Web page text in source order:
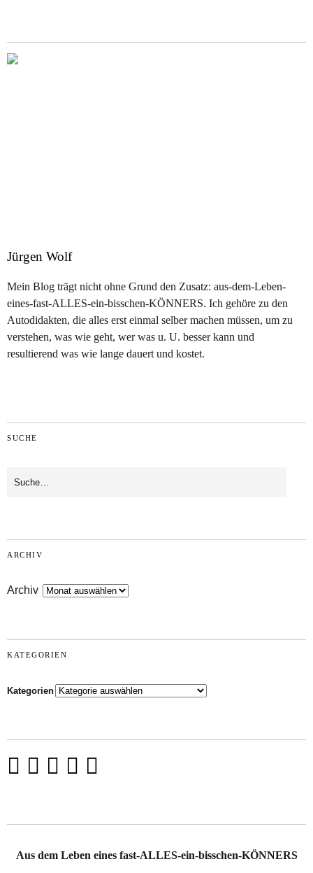
Jürgen Wolf
Mein Blog trägt nicht ohne Grund den Zusatz: aus-dem-Leben-
eines-fast-ALLES-ein-bisschen-KÖNNERS. Ich gehöre zu den
Autodidakten, die alles erst einmal selber machen müssen, um zu
verstehen, was wie geht, wer was u. U. besser kann und
resultierend was wie lange dauert und kostet.
SUCHE
ARCHIV
Archiv
KATEGORIEN
Kategorien
Aus dem Leben eines fast-ALLES-ein-bisschen-KÖNNERS